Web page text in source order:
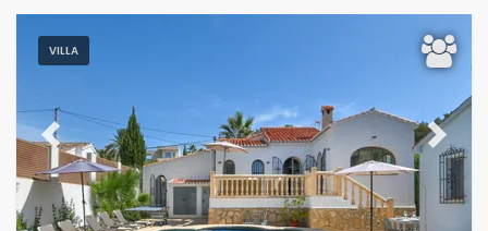
VILLA
Previous Next